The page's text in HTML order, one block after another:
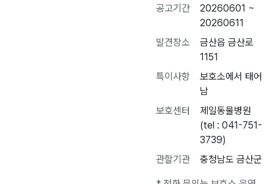
공고기간
20260601 ~
20260611
발견장소
금산읍 금산로
1151
특이사항
보호소에서 태어
남
보호센터
제일동물병원
(tel : 041-751-
3739)
관할기관
충청남도 금산군